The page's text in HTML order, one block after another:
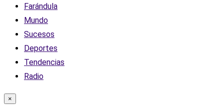
Farándula
Mundo
Sucesos
Deportes
Tendencias
Radio
×